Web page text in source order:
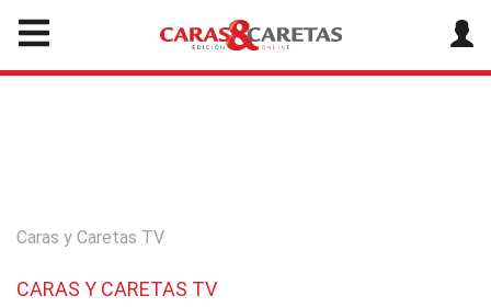
Caras y Caretas TV
CARAS Y CARETAS TV